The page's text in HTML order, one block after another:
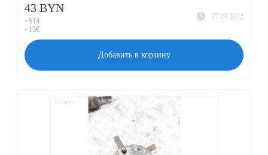
17.09.2022
43 BYN
~$14
~13€
Добавить в корзину